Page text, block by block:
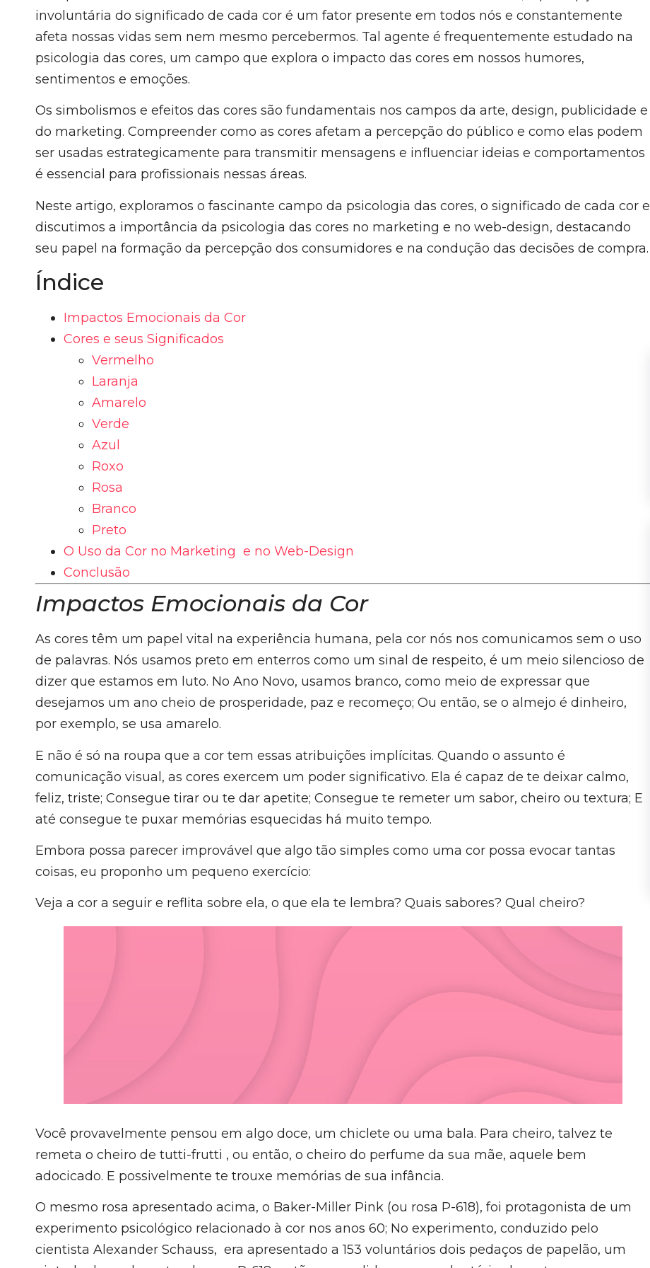
involuntária do significado de cada cor é um fator presente em todos nós e constantemente
afeta nossas vidas sem nem mesmo percebermos. Tal agente é frequentemente estudado na
psicologia das cores, um campo que explora o impacto das cores em nossos humores,
sentimentos e emoções.
Os simbolismos e efeitos das cores são fundamentais nos campos da arte, design, publicidade e
do marketing. Compreender como as cores afetam a percepção do público e como elas podem
ser usadas estrategicamente para transmitir mensagens e influenciar ideias e comportamentos
é essencial para profissionais nessas áreas.
Neste artigo, exploramos o fascinante campo da psicologia das cores, o significado de cada cor e
discutimos a importância da psicologia das cores no marketing e no web-design, destacando
seu papel na formação da percepção dos consumidores e na condução das decisões de compra.
Índice
Impactos Emocionais da Cor
Cores e seus Significados
Vermelho
Laranja
Amarelo
Verde
Azul
Roxo
Rosa
Branco
Preto
O Uso da Cor no Marketing e no Web-Design
Conclusão
Impactos Emocionais da Cor
As cores têm um papel vital na experiência humana, pela cor nós nos comunicamos sem o uso
de palavras. Nós usamos preto em enterros como um sinal de respeito, é um meio silencioso de
dizer que estamos em luto. No Ano Novo, usamos branco, como meio de expressar que
desejamos um ano cheio de prosperidade, paz e recomeço; Ou então, se o almejo é dinheiro,
por exemplo, se usa amarelo.
E não é só na roupa que a cor tem essas atribuições implícitas. Quando o assunto é
comunicação visual, as cores exercem um poder significativo. Ela é capaz de te deixar calmo,
feliz, triste; Consegue tirar ou te dar apetite; Consegue te remeter um sabor, cheiro ou textura; E
até consegue te puxar memórias esquecidas há muito tempo.
Embora possa parecer improvável que algo tão simples como uma cor possa evocar tantas
coisas, eu proponho um pequeno exercício:
Veja a cor a seguir e reflita sobre ela, o que ela te lembra? Quais sabores? Qual cheiro?
Você provavelmente pensou em algo doce, um chiclete ou uma bala. Para cheiro, talvez te
remeta o cheiro de tutti-frutti , ou então, o cheiro do perfume da sua mãe, aquele bem
adocicado. E possivelmente te trouxe memórias de sua infância.
O mesmo rosa apresentado acima, o Baker-Miller Pink (ou rosa P-618), foi protagonista de um
experimento psicológico relacionado à cor nos anos 60; No experimento, conduzido pelo
cientista Alexander Schauss, era apresentado a 153 voluntários dois pedaços de papelão, um